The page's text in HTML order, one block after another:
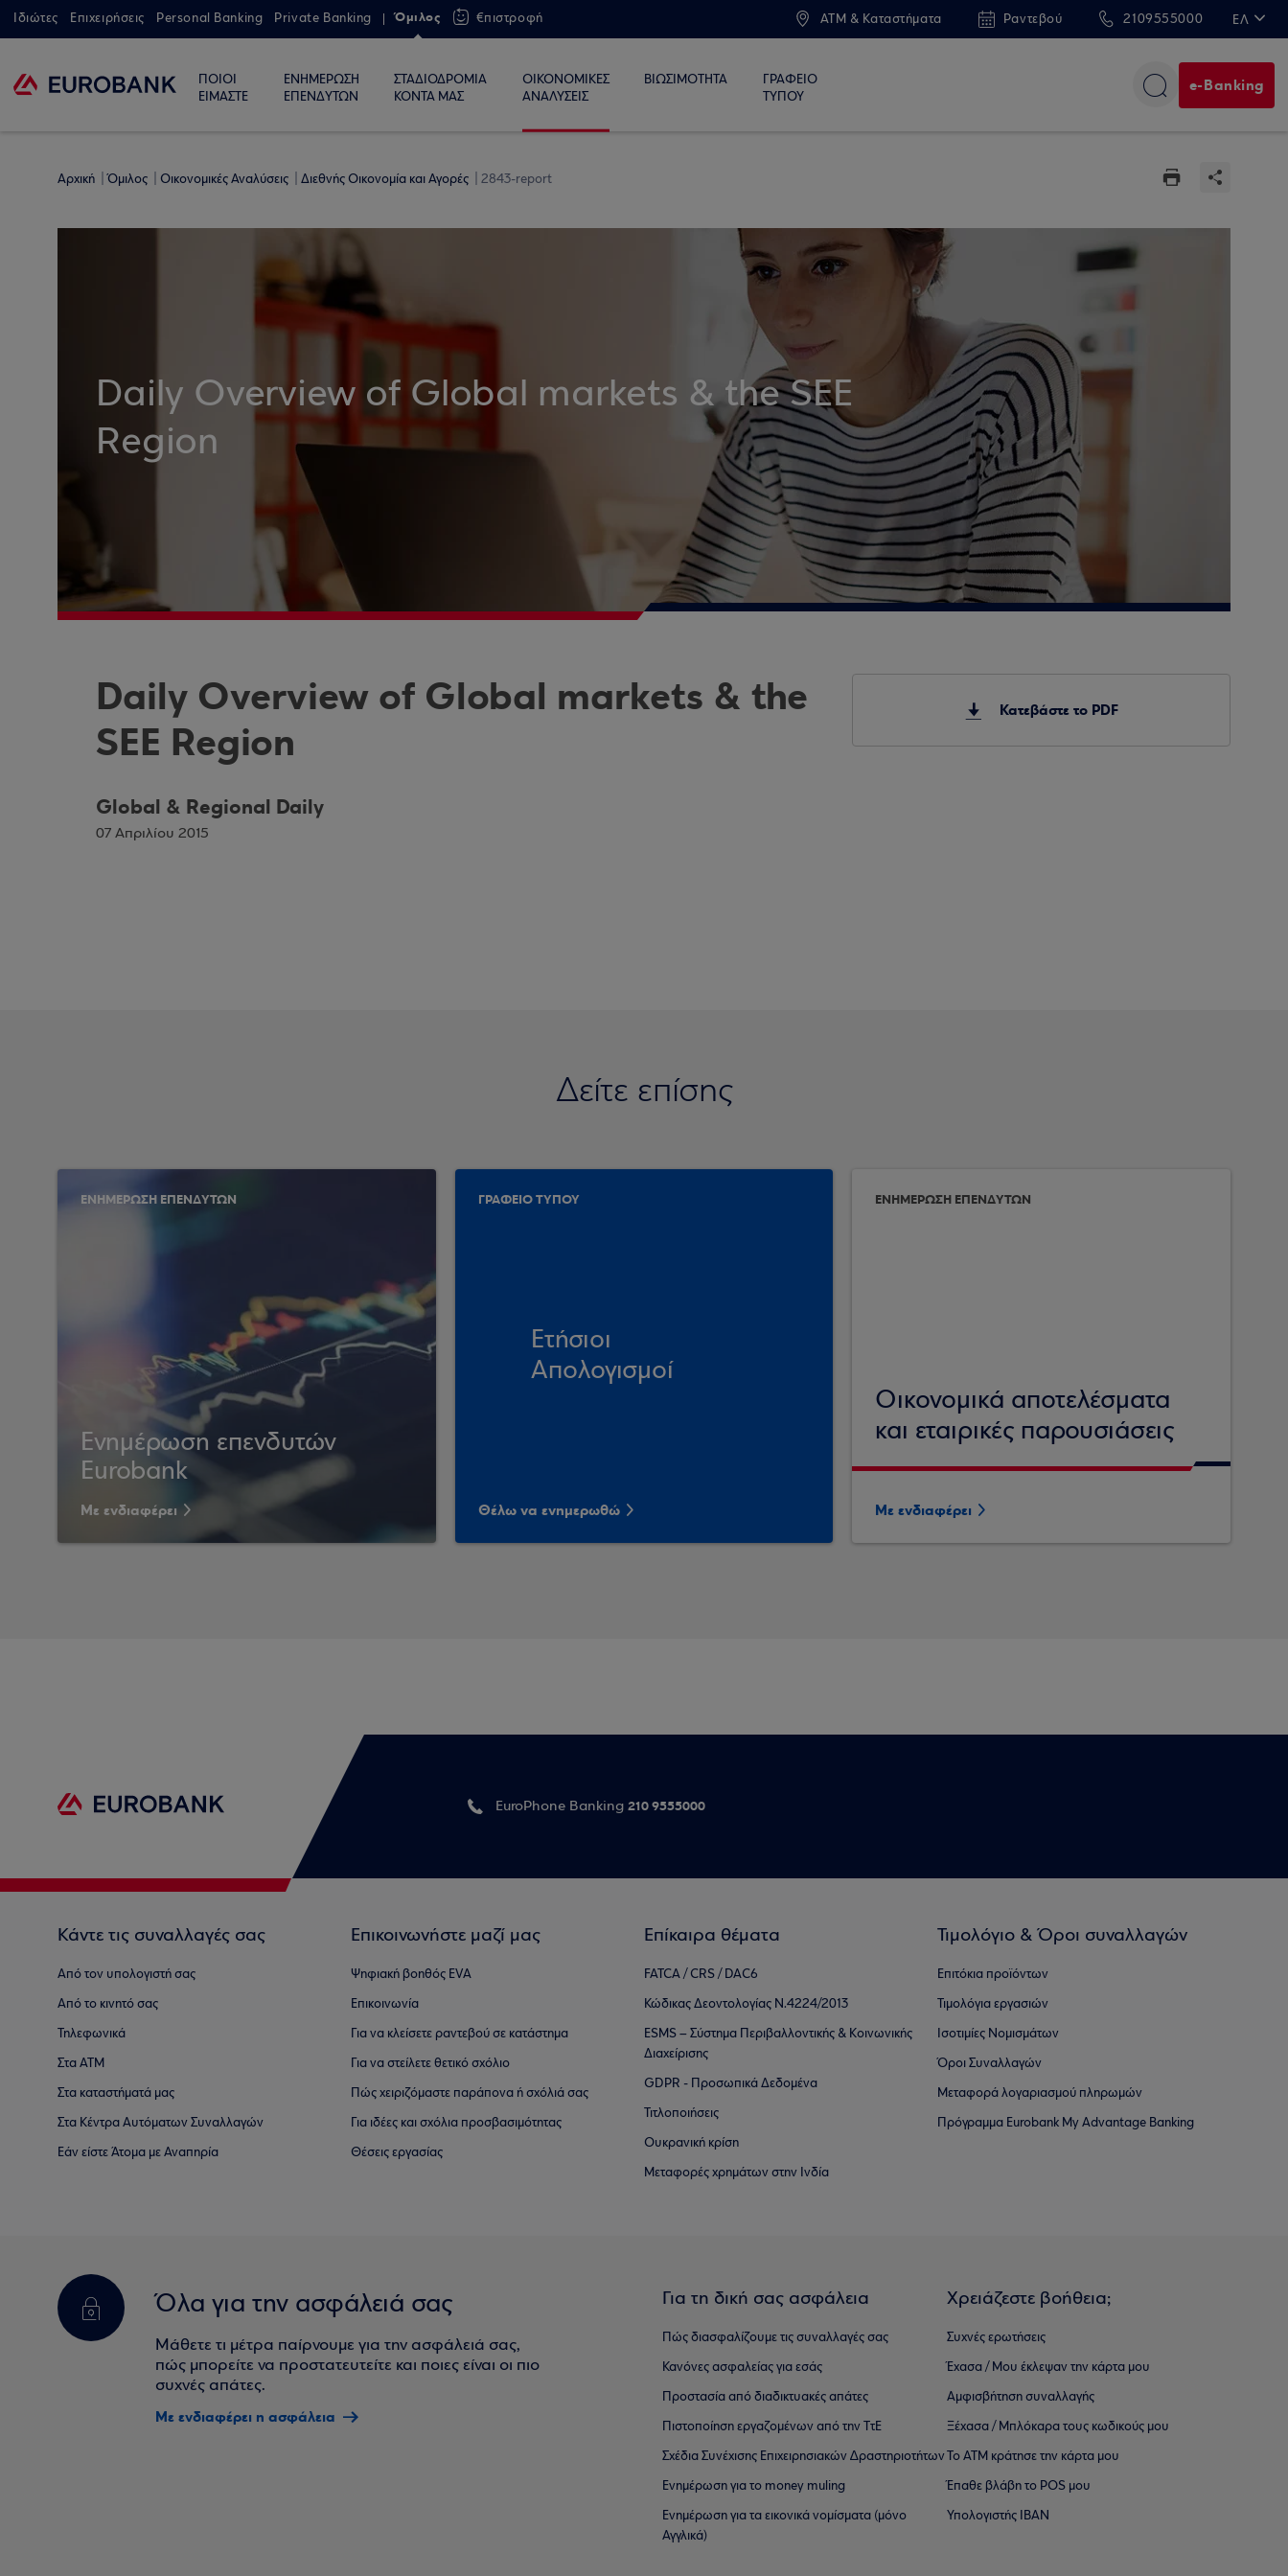
Ιδιώτες Επιχειρήσεις Personal Banking Private Banking Όμιλος €πιστροφή ATM & Καταστήματα Ραντεβού 2109555000 ΕΛ
ΠΟΙΟΙ
ΕΙΜΑΣΤΕ
ΕΝΗΜΕΡΩΣΗ
ΕΠΕΝΔΥΤΩΝ
ΣΤΑΔΙΟΔΡΟΜΙΑ
ΚΟΝΤΑ ΜΑΣ
ΟΙΚΟΝΟΜΙΚΕΣ
ΑΝΑΛΥΣΕΙΣ
ΒΙΩΣΙΜΟΤΗΤΑ
ΓΡΑΦΕΙΟ
ΤΥΠΟΥ
e-Banking
Αρχική Όμιλος Οικονομικές Αναλύσεις Διεθνής Οικονομία και Αγορές 2843-report
Daily Overview of Global markets & the SEE
Region
Daily Overview of Global markets & the
SEE Region
Global & Regional Daily
07 Απριλίου 2015
Κατεβάστε το PDF
Δείτε επίσης
ΕΝΗΜΕΡΩΣΗ ΕΠΕΝΔΥΤΩΝ
Ενημέρωση επενδυτών
Eurobank
Με ενδιαφέρει
ΓΡΑΦΕΙΟ ΤΥΠΟΥ
Ετήσιοι
Απολογισμοί
Θέλω να ενημερωθώ
ΕΝΗΜΕΡΩΣΗ ΕΠΕΝΔΥΤΩΝ
Οικονομικά αποτελέσματα
και εταιρικές παρουσιάσεις
Με ενδιαφέρει
EuroPhone Banking 210 9555000
Κάντε τις συναλλαγές σας
Από τον υπολογιστή σας
Από το κινητό σας
Τηλεφωνικά
Στα ΑΤΜ
Στα καταστήματά μας
Στα Κέντρα Αυτόματων Συναλλαγών
Εάν είστε Άτομα με Αναπηρία
Επικοινωνήστε μαζί μας
Ψηφιακή βοηθός EVA
Επικοινωνία
Για να κλείσετε ραντεβού σε κατάστημα
Για να στείλετε θετικό σχόλιο
Πώς χειριζόμαστε παράπονα ή σχόλιά σας
Για ιδέες και σχόλια προσβασιμότητας
Θέσεις εργασίας
Επίκαιρα θέματα
FATCA / CRS / DAC6
Κώδικας Δεοντολογίας Ν.4224/2013
ESMS – Σύστημα Περιβαλλοντικής & Κοινωνικής
Διαχείρισης
GDPR - Προσωπικά Δεδομένα
Τιτλοποιήσεις
Ουκρανική κρίση
Μεταφορές χρημάτων στην Ινδία
Τιμολόγιο & Όροι συναλλαγών
Επιτόκια προϊόντων
Τιμολόγια εργασιών
Ισοτιμίες Νομισμάτων
Όροι Συναλλαγών
Μεταφορά λογαριασμού πληρωμών
Πρόγραμμα Eurobank My Advantage Banking
Όλα για την ασφάλειά σας
Μάθετε τι μέτρα παίρνουμε για την ασφάλειά σας,
πώς μπορείτε να προστατευτείτε και ποιες είναι οι πιο
συχνές απάτες.
Με ενδιαφέρει η ασφάλεια
Για τη δική σας ασφάλεια
Πώς διασφαλίζουμε τις συναλλαγές σας
Κανόνες ασφαλείας για εσάς
Προστασία από διαδικτυακές απάτες
Πιστοποίηση εργαζομένων από την ΤτΕ
Σχέδια Συνέχισης Επιχειρησιακών ∆ραστηριοτήτων
Ενημέρωση για το money muling
Ενημέρωση για τα εικονικά νομίσματα (μόνο
Αγγλικά)
Χρειάζεστε βοήθεια;
Συχνές ερωτήσεις
Έχασα / Μου έκλεψαν την κάρτα μου
Αμφισβήτηση συναλλαγής
Ξέχασα / Μπλόκαρα τους κωδικούς μου
Το ΑΤΜ κράτησε την κάρτα μου
Έπαθε βλάβη το POS μου
Υπολογιστής IBAN